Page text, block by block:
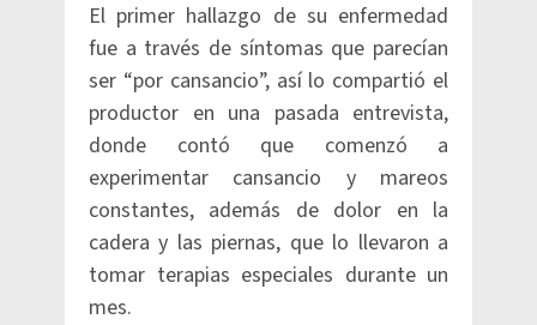
El primer hallazgo de su enfermedad
fue a través de síntomas que parecían
ser “por cansancio”, así lo compartió el
productor en una pasada entrevista,
donde contó que comenzó a
experimentar cansancio y mareos
constantes, además de dolor en la
cadera y las piernas, que lo llevaron a
tomar terapias especiales durante un
mes.